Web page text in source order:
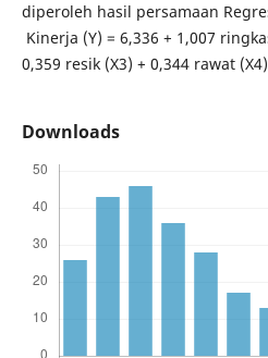
diperoleh hasil persamaan
Kinerja (Y) = 6,336 + 1,007
0,359 resik (X3) + 0,344 rawat
Downloads